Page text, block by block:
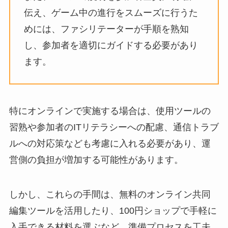
伝え、ゲーム中の進行をスムーズに行うた
めには、ファシリテーターが手順を熟知
し、参加者を適切にガイドする必要があり
ます。
特にオンラインで実施する場合は、使用ツールの
習熟や参加者のITリテラシーへの配慮、通信トラブ
ルへの対応策なども考慮に入れる必要があり、運
営側の負担が増加する可能性があります。
しかし、これらの手間は、無料のオンライン共同
編集ツールを活用したり、100円ショップで手軽に